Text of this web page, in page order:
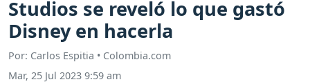
Studios se reveló lo que gastó
Disney en hacerla
Por: Carlos Espitia • Colombia.com
Mar, 25 Jul 2023 9:59 am